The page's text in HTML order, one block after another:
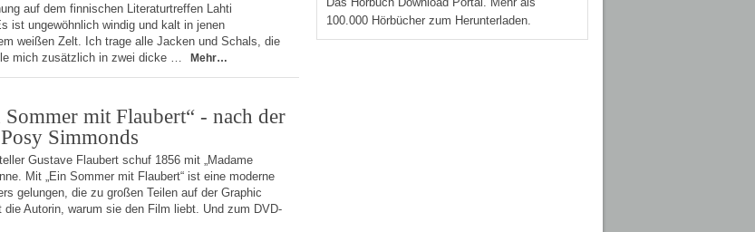
auf dem finnischen Literaturtreffen Lahti
ist ungewöhnlich windig und kalt in jenen
weißen Zelt. Ich trage alle Jacken und Schals, die
mich zusätzlich in zwei dicke …
Mehr…
mit Flaubert“ - nach der
Simmonds
Gustave Flaubert schuf 1856 mit „Madame
Mit „Ein Sommer mit Flaubert“ ist eine moderne
gelungen, die zu großen Teilen auf der Graphic
Autorin, warum sie den Film liebt. Und zum DVD-
100.000 Hörbücher zum Herunterladen.